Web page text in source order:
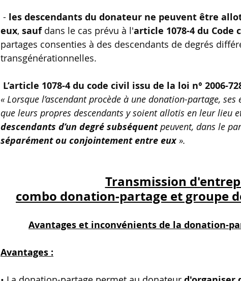
- les descendants du donateur ne peuvent être
eux, sauf dans le cas prévu à l'article 1078-4 du Code
partages consenties à des descendants de degrés
transgénérationnelles.
L’article 1078-4 du code civil issu de la loi n° 2006-
« Lorsque l’ascendant procède à une donation-partage,
que leurs propres descendants y soient allotis en leur lieu
descendants d’un degré subséquent peuvent, dans le
séparément ou conjointement entre eux ».
Transmission
combo donation-partage et groupe
Avantages et inconvénients de la donation-
Avantages :